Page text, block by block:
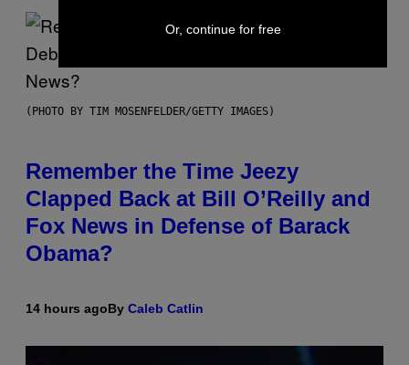
(PHOTO BY TIM MOSENFELDER/GETTY IMAGES)
Remember the Time Jeezy
Clapped Back at Bill O’Reilly and
Fox News in Defense of Barack
Obama?
14 hours agoBy Caleb Catlin
Or, continue for free